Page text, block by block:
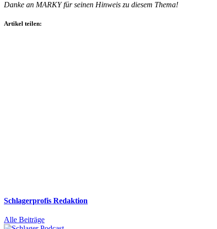
Danke an MARKY für seinen Hinweis zu diesem Thema!
Artikel teilen:
Schlagerprofis Redaktion
Alle Beiträge